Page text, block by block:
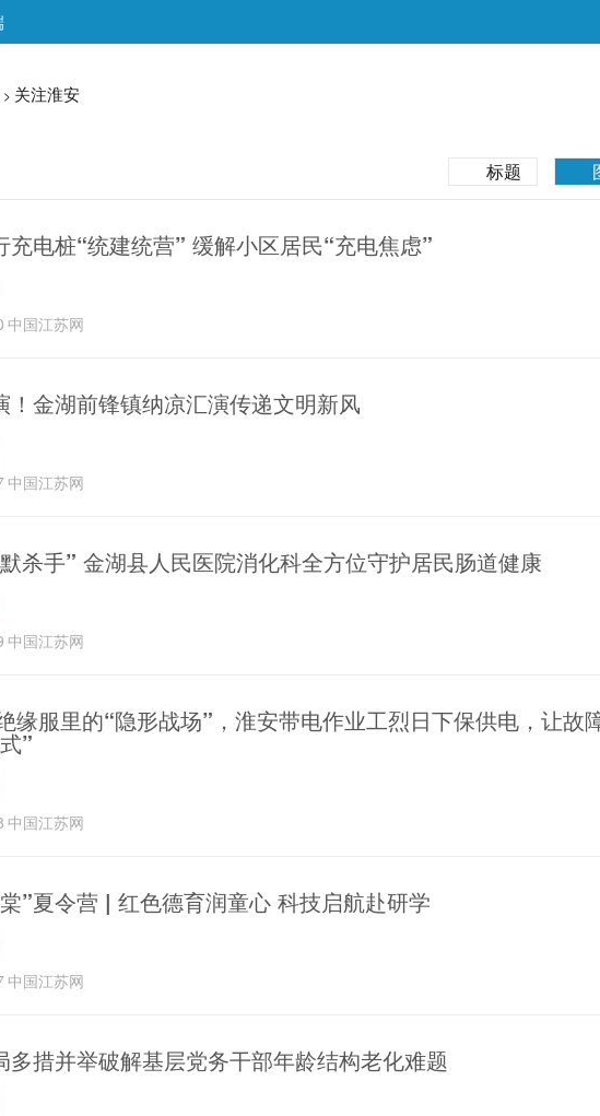
> 关注淮安
标题
充电桩“统建统营” 缓解小区居民“充电焦虑”
中国江苏网
！金湖前锋镇纳凉汇演传递文明新风
中国江苏网
杀手” 金湖县人民医院消化科全方位守护居民肠道健康
中国江苏网
服里的“隐形战场”，淮安带电作业工烈日下保供电，让故
”
中国江苏网
”夏令营 | 红色德育润童心 科技启航赴研学
中国江苏网
多措并举破解基层党务干部年龄结构老化难题